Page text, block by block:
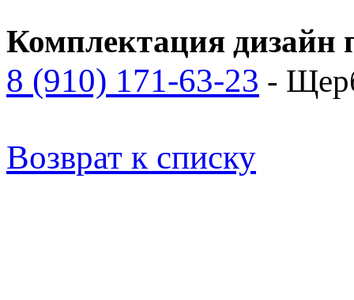
Комплектация дизайн
8 (910) 171-63-23 -
Возврат к списку